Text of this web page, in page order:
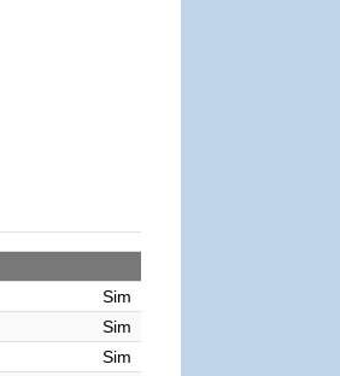
Sim
Sim
Sim